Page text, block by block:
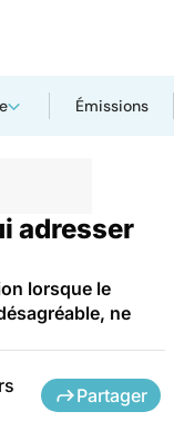
Émissions
adresser
lorsque le
ne
Partager